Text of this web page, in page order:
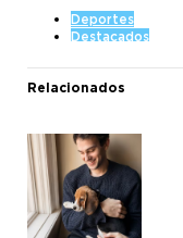
Deportes
Destacados
Relacionados